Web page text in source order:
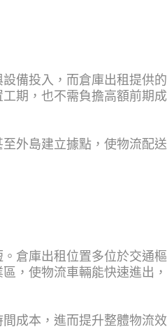
備投入，而倉庫出租提供的
期，也不需負擔高額前期成
外島建立據點，使物流配送
倉庫出租位置多位於交通樞
，使物流車輛能快速進出，
成本，進而提升整體物流效